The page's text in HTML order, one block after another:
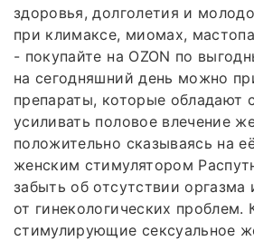
здоровья, долголетия и
при климаксе, миомах,
- покупайте на OZON по
на сегодняшний день можно
препараты, которые обладают
усиливать половое влечение
положительно сказываясь на
женским стимулятором
забыть об отсутствии оргазма
от гинекологических проблем.
стимулирующие сексуальное